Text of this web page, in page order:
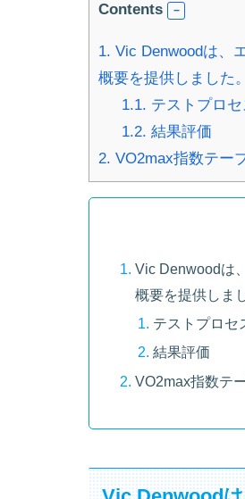
Contents
1. Vic Denwoodは、
概要を提供しました。
1.1. テストプロセ
1.2. 結果評価
2. VO2max指数テー
Vic Denwoodは
概要を提供しま
テストプロセ
結果評価
VO2max指数テ